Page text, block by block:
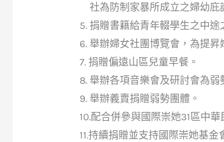
社為防制家暴所成立之婦幼庇
5. 捐贈書籍給青年輟學生之中途
6. 舉辦婦女社團博覽會，為提昇
7. 捐贈偏遠山區兒童早餐。
8. 舉辦各項音樂會及研討會為弱
9. 舉辦義賣捐贈弱勢團體。
10.配合併參與國際崇她31區中
11.持續捐贈並支持國際崇她基